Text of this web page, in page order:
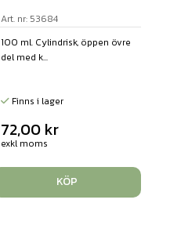
Art. nr: 53684
100 ml. Cylindrisk, öppen övre
del med k...
Finns i lager
72,00 kr
exkl moms
KÖP